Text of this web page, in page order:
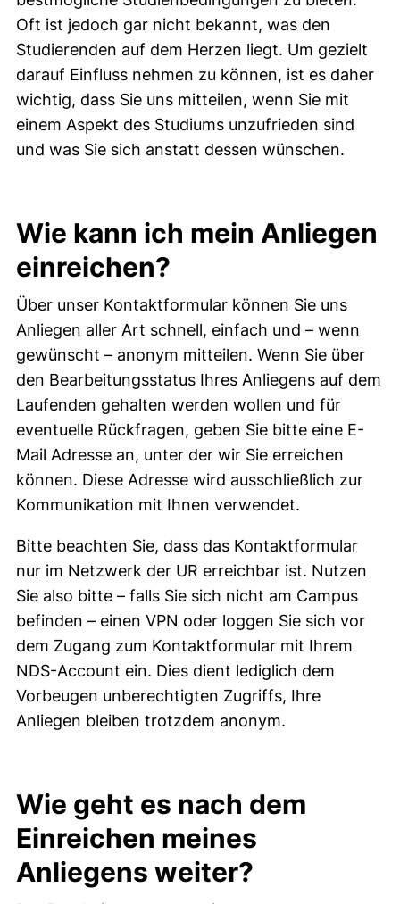
Oft ist jedoch gar nicht bekannt, was den
Studierenden auf dem Herzen liegt. Um gezielt
darauf Einfluss nehmen zu können, ist es daher
wichtig, dass Sie uns mitteilen, wenn Sie mit
einem Aspekt des Studiums unzufrieden sind
und was Sie sich anstatt dessen wünschen.
Wie kann ich mein Anliegen
einreichen?
Über unser Kontaktformular können Sie uns
Anliegen aller Art schnell, einfach und – wenn
gewünscht – anonym mitteilen. Wenn Sie über
den Bearbeitungsstatus Ihres Anliegens auf dem
Laufenden gehalten werden wollen und für
eventuelle Rückfragen, geben Sie bitte eine E-
Mail Adresse an, unter der wir Sie erreichen
können. Diese Adresse wird ausschließlich zur
Kommunikation mit Ihnen verwendet.
Bitte beachten Sie, dass das Kontaktformular
nur im Netzwerk der UR erreichbar ist. Nutzen
Sie also bitte – falls Sie sich nicht am Campus
befinden – einen VPN oder loggen Sie sich vor
dem Zugang zum Kontaktformular mit Ihrem
NDS-Account ein. Dies dient lediglich dem
Vorbeugen unberechtigten Zugriffs, Ihre
Anliegen bleiben trotzdem anonym.
Wie geht es nach dem
Einreichen meines
Anliegens weiter?